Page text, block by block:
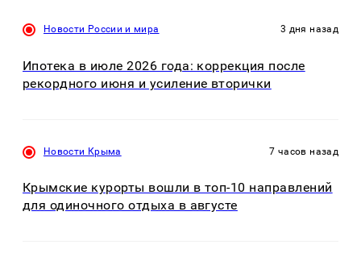
Новости России и мира 3 дня назад
Ипотека в июле 2026 года: коррекция после
рекордного июня и усиление вторички
Новости Крыма 7 часов назад
Крымские курорты вошли в топ-10 направлений
для одиночного отдыха в августе